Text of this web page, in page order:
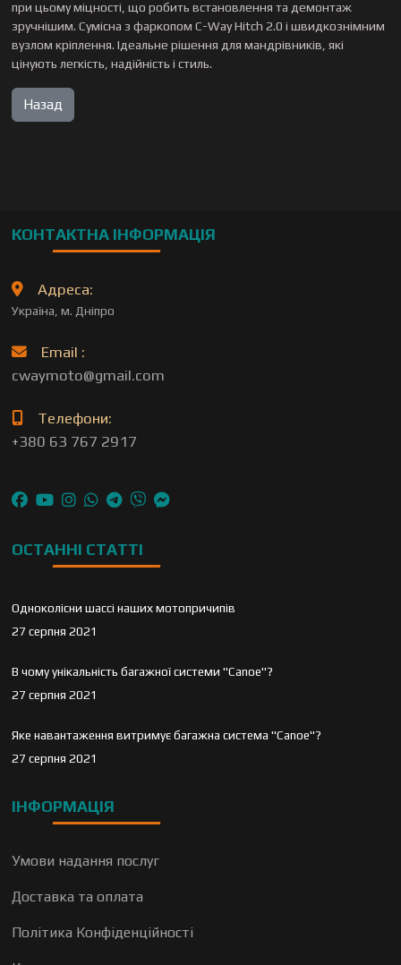
при цьому міцності, що робить встановлення та демонтаж
зручнішим. Сумісна з фаркопом C-Way Hitch 2.0 і швидкознімним
вузлом кріплення. Ідеальне рішення для мандрівників, які
цінують легкість, надійність і стиль.
КОНТАКТНА ІНФОРМАЦІЯ
Адреса:
Україна, м. Дніпро
Email :
cwaymoto@gmail.com
Телефони:
+380 63 767 2917
ОСТАННІ СТАТТІ
Одноколісни шассі наших мотопричипів
27 серпня 2021
В чому унікальність багажної системи "Canoe"?
27 серпня 2021
Яке навантаження витримує багажна система "Canoe"?
27 серпня 2021
ІНФОРМАЦІЯ
Умови надання послуг
Доставка та оплата
Політика Конфіденційності